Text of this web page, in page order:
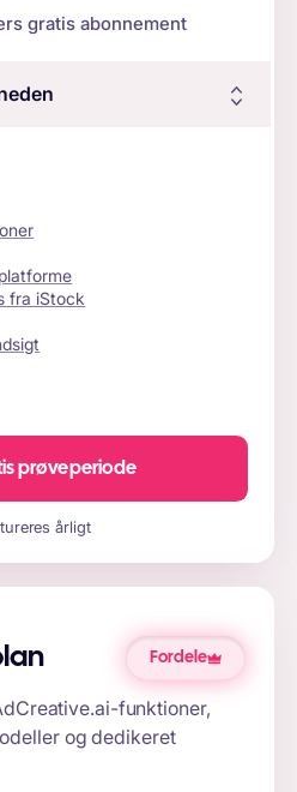
gratis abonnement
fra iStock
prøveperiode
årligt
Fordele
funktioner,
og dedikeret